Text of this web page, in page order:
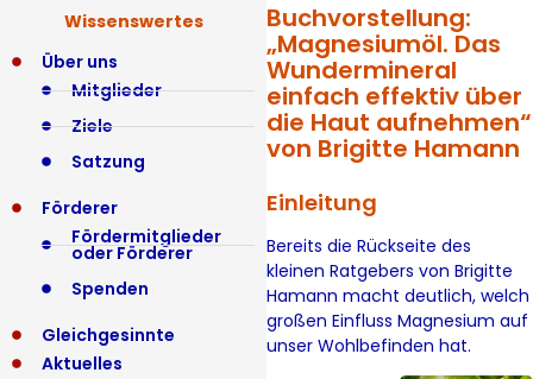
Wissenswertes
Über uns
Mitglieder
Ziele
Satzung
Förderer
Fördermitglieder
oder Förderer
Spenden
Gleichgesinnte
Aktuelles
Buchvorstellung:
„Magnesiumöl. Das
Wundermineral
einfach effektiv über
die Haut aufnehmen“
von Brigitte Hamann
Einleitung
Bereits die Rückseite des
kleinen Ratgebers von Brigitte
Hamann macht deutlich, welch
großen Einfluss Magnesium auf
unser Wohlbefinden hat.